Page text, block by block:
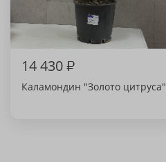
14 430₽
Каламондин "Золото цитруса"